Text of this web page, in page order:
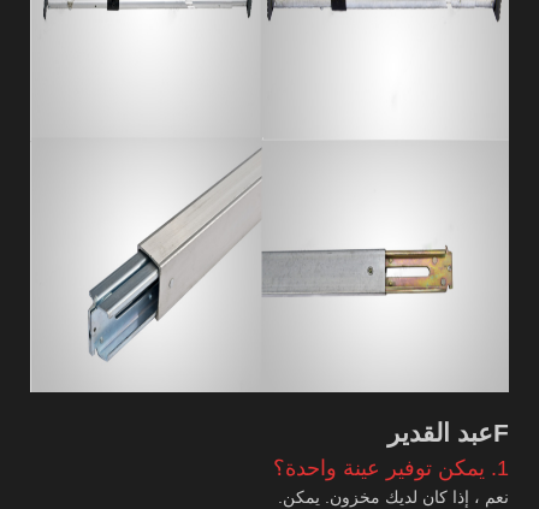
Fعبد القدير
1. يمكن توفير عينة واحدة؟
نعم ، إذا كان لديك مخزون. يمكن.